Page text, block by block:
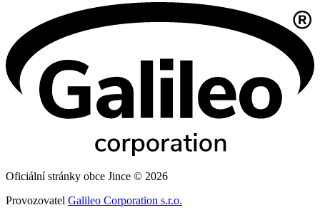
Oficiální stránky obce Jince © 2026
Provozovatel Galileo Corporation s.r.o.